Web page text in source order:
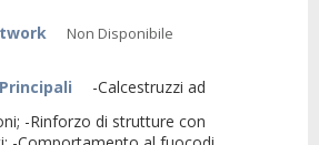
Non Disponibile
con